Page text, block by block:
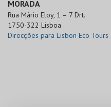
MORADA
Rua Mário Eloy, 1 – 7 Drt.
1750-322 Lisboa
Direcções para Lisbon Eco Tours